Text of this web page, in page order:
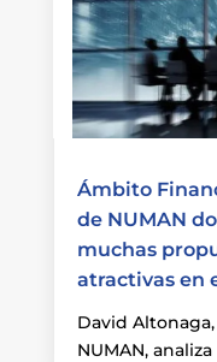
Ámbito
de NUMAN
muchas
atractivas en
David
NUMAN,